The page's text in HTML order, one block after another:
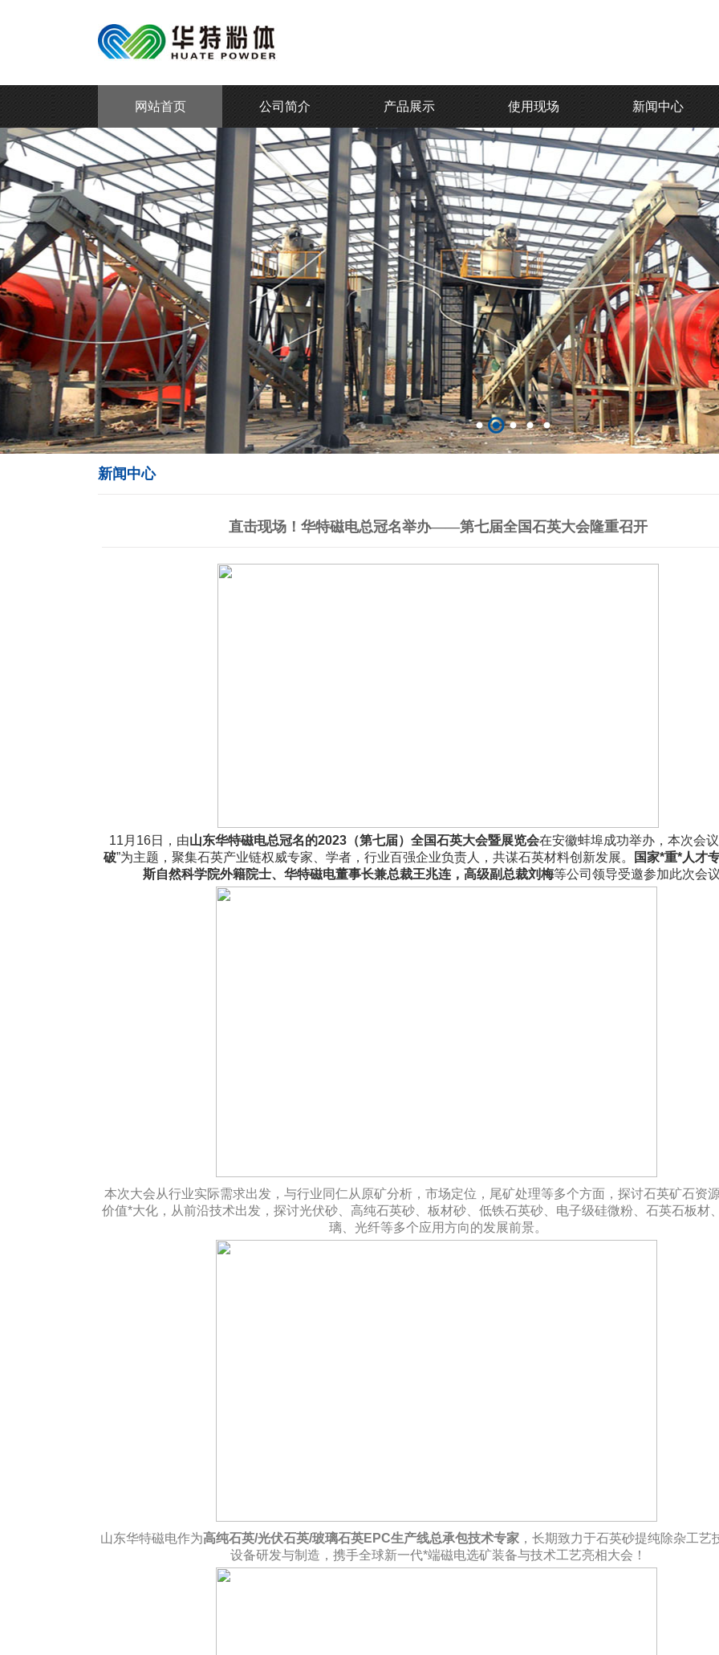
网站首页 公司简介 产品展示 使用现场 新闻中心
新闻中心
直击现场！华特磁电总冠名举办——第七届全国石英大会隆重召开
11月16日，由山东华特磁电总冠名的2023（第七届）全国石英大会暨展览会在安徽蚌埠成功举办，本次会议
破”为主题，聚集石英产业链权威专家、学者，行业百强企业负责人，共谋石英材料创新发展。 国家*重*人才
斯自然科学院外籍院士、华特磁电董事长兼总裁王兆连，高级副总裁刘梅等公司领导受邀参加此次会议
本次大会从行业实际需求出发，与行业同仁从原矿分析，市场定位，尾矿处理等多个方面，探讨石英矿石资
价值*大化，从前沿技术出发，探讨光伏砂、高纯石英砂、板材砂、低铁石英砂、电子级硅微粉、石英石板材
璃、光纤等多个应用方向的发展前景。
山东华特磁电作为高纯石英/光伏石英/玻璃石英EPC生产线总承包技术专家，长期致力于石英砂提纯除杂工艺
设备研发与制造，携手全球新一代*端磁电选矿装备与技术工艺亮相大会！